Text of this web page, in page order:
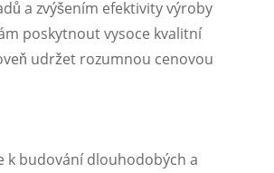
a zvýšením efektivity výroby
poskytnout vysoce kvalitní
udržet rozumnou cenovou
k budování dlouhodobých a